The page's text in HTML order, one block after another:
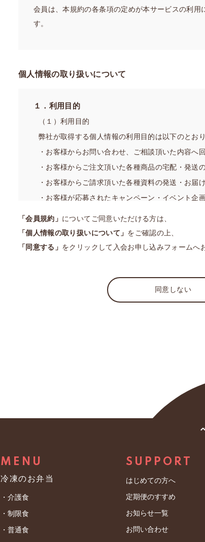
会員は、本規約の各条項の定めが本サービスの利
す。
第1条（会員規約の適用）
ことができるものとします。
3．当社は、本規約を具体化しまたは補足するた
が重要と判断する事項については前項と同様の方
おける「ご利用ガイド」は、当該規則に該当する
4．前各項にかかわらず、軽微な事項の変更につ
せることができるものとします。
第2条（本サービスの運営）
2．当社は、本サービスにおける軽微な事項につ
第3条（会員登録料等）
1．本サービスの会員登録は無料です。
（1）登録した個人情報に、虚偽の情報、誤記また
（2）すでに入会しているか、過去本規約その他
（3）未成年者その他民法に定める制限行為能力
（4）本サービスの運営に支障を与え、または第
2．当社は、入会手続を行った方または会員に対
できます。この確認に応じない場合、当社は、
第5条（会員に対する情報提供）
個人情報の取り扱いについて
１．利用目的
（１）利用目的
弊社が取得する個人情報の利用目的は以下のとおり
・お客様からお問い合わせ、ご相談頂いた内容へ
・お客様からご注文頂いた各種商品の宅配・発送
・お客様からご請求頂いた各種資料の発送・お届
・お客様が応募されたキャンペーン・イベント企
・各種商品・サービスに関するご案内、及びアン
・サービスや業務の維持・改善の基礎資料とするた
（２）利用目的の例外
※弊社は、取得した個人情報について、個人が特
（１）個人情報取扱事業者の氏名又は名称及び住
〒１６３－０９０５ 東京都新宿区西新宿２丁目
第１項（１）記載の利用目的に同じです。
（３）保有個人データの利用目的の通知の求めま
弊社では、個人データの適正な取扱いの確
「会員規約」 についてご同意いただける方は、
「個人情報の取り扱いについて」 をご確認の上、
「同意する」 をクリックして入会お申し込みフォームへ
同意しない
MENU
冷凍のお弁当
・介護食
・制限食
・普通食
SUPPORT
はじめての方へ
定期便のすすめ
お知らせ一覧
お問い合わせ